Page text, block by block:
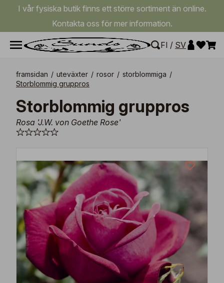
I vår fysiska butik finns ett större sortiment än online.
Kontakta oss för mer information.
FI / SV
framsidan / uteväxter / rosor / storblommiga /
Storblommig gruppros
Storblommig gruppros
Rosa 'J.W. von Goethe Rose'